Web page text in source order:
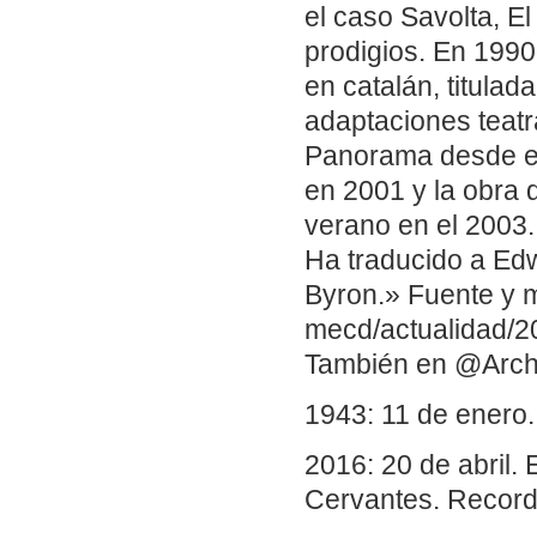
el caso Savolta,
prodigios. En
en catalán,
adaptaciones
Panorama desde
en 2001 y la obra
verano en el 2003.
Ha traducido a
Byron.» Fuente y
mecd/actualidad/
También en
1943: 11 de
2016: 20 de abril.
Cervantes.